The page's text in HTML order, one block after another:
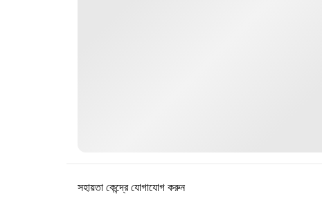
সহায়তা কেন্দ্রে যোগাযোগ করুন